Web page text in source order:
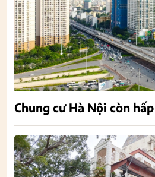
Chung cư Hà Nội còn